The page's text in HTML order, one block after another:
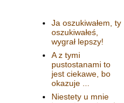
Ja oszukiwałem, ty
oszukiwałeś,
wygrał lepszy!
A z tymi
pustostanami to
jest ciekawe, bo
okazuje ...
Niestety u mnie